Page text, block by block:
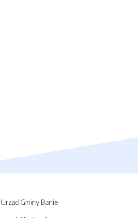
Urząd Gminy Banie